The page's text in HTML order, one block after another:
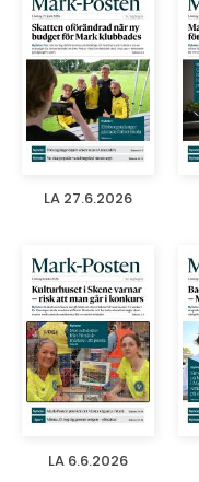
LA 27.6.2026
LA 6.6.2026